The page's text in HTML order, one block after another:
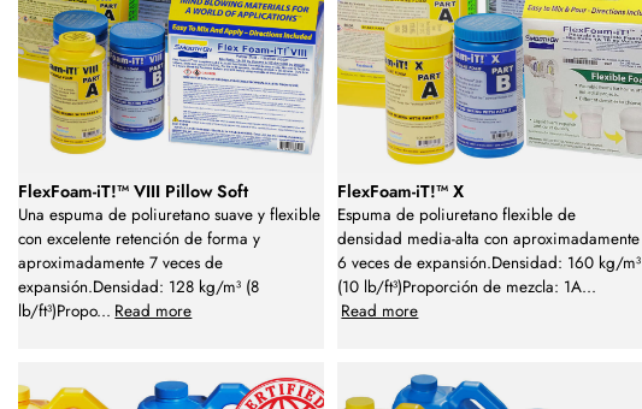
FlexFoam-iT!™ VIII Pillow Soft
Una espuma de poliuretano suave y flexible
con excelente retención de forma y
aproximadamente 7 veces de
expansión.Densidad: 128 kg/m³ (8
lb/ft³)Propo... Read more
FlexFoam-iT!™ X
Espuma de poliuretano flexible de
densidad media-alta con aproximadamente
6 veces de expansión.Densidad: 160 kg/m³
(10 lb/ft³)Proporción de mezcla: 1A...
Read more